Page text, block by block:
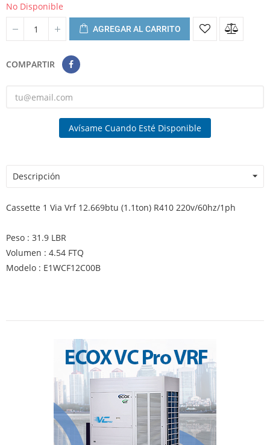
No Disponible
AGREGAR AL CARRITO
COMPARTIR
Avísame Cuando Esté Disponible
Descripción
Cassette 1 Via Vrf 12.669btu (1.1ton) R410 220v/60hz/1ph
Peso : 31.9 LBR
Volumen : 4.54 FTQ
Modelo : E1WCF12C00B